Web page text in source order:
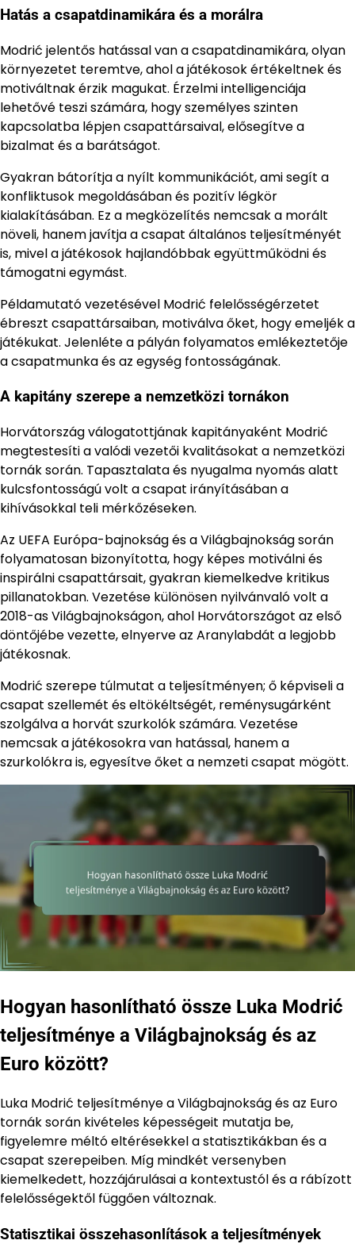
Hatás a csapatdinamikára és a morálra
Modrić jelentős hatással van a csapatdinamikára, olyan
környezetet teremtve, ahol a játékosok értékeltnek és
motiváltnak érzik magukat. Érzelmi intelligenciája
lehetővé teszi számára, hogy személyes szinten
kapcsolatba lépjen csapattársaival, elősegítve a
bizalmat és a barátságot.
Gyakran bátorítja a nyílt kommunikációt, ami segít a
konfliktusok megoldásában és pozitív légkör
kialakításában. Ez a megközelítés nemcsak a morált
növeli, hanem javítja a csapat általános teljesítményét
is, mivel a játékosok hajlandóbbak együttműködni és
támogatni egymást.
Példamutató vezetésével Modrić felelősségérzetet
ébreszt csapattársaiban, motiválva őket, hogy emeljék a
játékukat. Jelenléte a pályán folyamatos emlékeztetője
a csapatmunka és az egység fontosságának.
A kapitány szerepe a nemzetközi tornákon
Horvátország válogatottjának kapitányaként Modrić
megtestesíti a valódi vezetői kvalitásokat a nemzetközi
tornák során. Tapasztalata és nyugalma nyomás alatt
kulcsfontosságú volt a csapat irányításában a
kihívásokkal teli mérkőzéseken.
Az UEFA Európa-bajnokság és a Világbajnokság során
folyamatosan bizonyította, hogy képes motiválni és
inspirálni csapattársait, gyakran kiemelkedve kritikus
pillanatokban. Vezetése különösen nyilvánvaló volt a
2018-as Világbajnokságon, ahol Horvátországot az első
döntőjébe vezette, elnyerve az Aranylabdát a legjobb
játékosnak.
Modrić szerepe túlmutat a teljesítményen; ő képviseli a
csapat szellemét és eltökéltségét, reménysugárként
szolgálva a horvát szurkolók számára. Vezetése
nemcsak a játékosokra van hatással, hanem a
szurkolókra is, egyesítve őket a nemzeti csapat mögött.
Hogyan hasonlítható össze Luka Modrić
teljesítménye a Világbajnokság és az
Euro között?
Luka Modrić teljesítménye a Világbajnokság és az Euro
tornák során kivételes képességeit mutatja be,
figyelemre méltó eltérésekkel a statisztikákban és a
csapat szerepeiben. Míg mindkét versenyben
kiemelkedett, hozzájárulásai a kontextustól és a rábízott
felelősségektől függően változnak.
Statisztikai összehasonlítások a teljesítmények